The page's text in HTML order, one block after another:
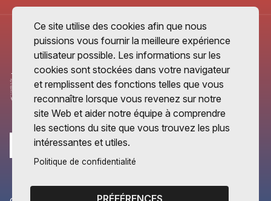
Ce site utilise des cookies afin que nous
puissions vous fournir la meilleure expérience
utilisateur possible. Les informations sur les
cookies sont stockées dans votre navigateur
et remplissent des fonctions telles que vous
reconnaître lorsque vous revenez sur notre
site Web et aider notre équipe à comprendre
les sections du site que vous trouvez les plus
intéressantes et utiles.
Politique de confidentialité
PRÉFÉRENCES